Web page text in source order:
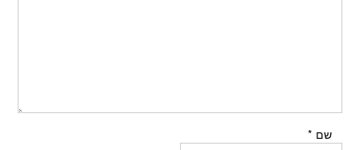
שם *